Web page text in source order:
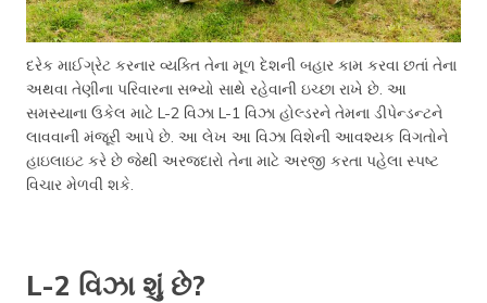
દરેક માઈગ્રેટ કરનાર વ્યક્તિ તેના મૂળ દેશની બહાર કામ કરવા છતાં તેના
અથવા તેણીના પરિવારના સભ્યો સાથે રહેવાની ઇચ્છા રાખે છે. આ
સમસ્યાના ઉકેલ માટે L-2 વિઝા L-1 વિઝા હોલ્ડરને તેમના ડીપેન્ડન્ટને
લાવવાની મંજૂરી આપે છે. આ લેખ આ વિઝા વિશેની આવશ્યક વિગતોને
હાઇલાઇટ કરે છે જેથી અરજદારો તેના માટે અરજી કરતા પહેલા સ્પષ્ટ
વિચાર મેળવી શકે.
L-2 વિઝા શું છે?